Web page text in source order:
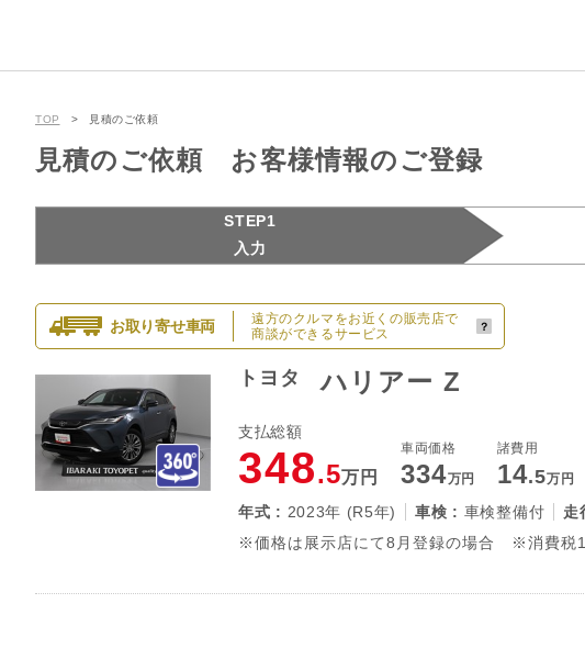
TOP 見積のご依頼
見積のご依頼 お客様情報のご登録
STEP1
入力
お取り寄せ車両
遠方のクルマをお近くの販売店で
商談ができるサービス
トヨタ ハリアー Z
支払総額
348.5万円
車両価格
334万円
諸費用
14.5万円
年式 : 2023年 (R5年) 車検 : 車検整備付 走
※価格は展示店にて8月登録の場合 ※消費税